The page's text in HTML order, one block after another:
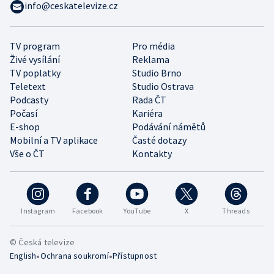
Instagram Facebook YouTube X Threads
TV program
Pro média
Živé vysílání
Reklama
TV poplatky
Studio Brno
Teletext
Studio Ostrava
Podcasty
Rada ČT
Počasí
Kariéra
E-shop
Podávání námětů
Mobilní a TV aplikace
Časté dotazy
Vše o ČT
Kontakty
info@ceskatelevize.cz
© Česká televize
English•Ochrana soukromí•Přístupnost